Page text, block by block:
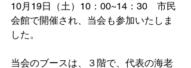
10月19日（土）10：00~14：30　市民
会館で開催され、当会も参加いたしま
した。
当会のブースは、３階で、代表の海老